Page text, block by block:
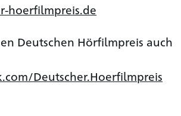
hoerfilmpreis.de
Deutschen Hörfilmpreis auch
Deutscher.Hoerfilmpreis